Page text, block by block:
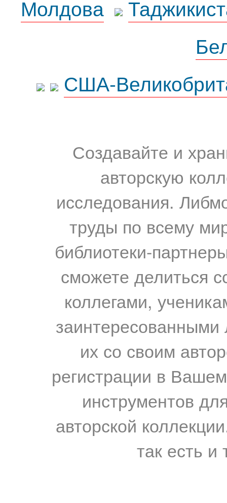
Молдова
США-
Создавайте и
авторскую
исследования.
труды по всему
библиотеки-
сможете делиться
коллегами,
их со своим
регистрации в
инструментов
авторской
так есть и